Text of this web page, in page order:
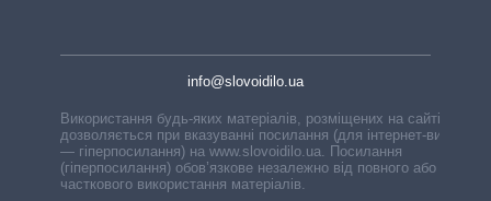
info@slovoidilo.ua
Використання будь-яких матеріалів, розміщених на сайті,
дозволяється при вказуванні посилання (для інтернет-видань
— гіперпосилання) на www.slovoidilo.ua. Посилання
(гіперпосилання) обов’язкове незалежно від повного або
часткового використання матеріалів.